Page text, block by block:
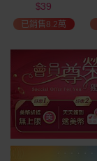
$39
已銷售8.2萬